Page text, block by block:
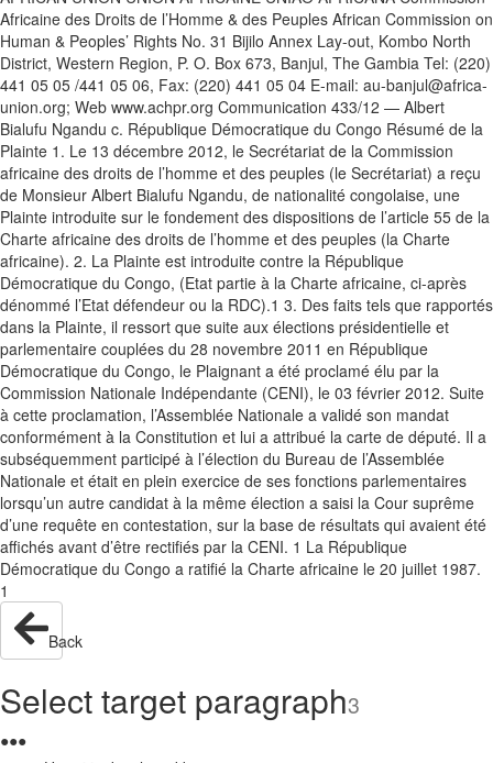
Africaine des Droits de l’Homme & des Peuples African Commission on
Human & Peoples’ Rights No. 31 Bijilo Annex Lay-out, Kombo North
District, Western Region, P. O. Box 673, Banjul, The Gambia Tel: (220)
441 05 05 /441 05 06, Fax: (220) 441 05 04 E-mail: au-banjul@africa-
union.org; Web www.achpr.org Communication 433/12 — Albert
Bialufu Ngandu c. République Démocratique du Congo Résumé de la
Plainte 1. Le 13 décembre 2012, le Secrétariat de la Commission
africaine des droits de l’homme et des peuples (le Secrétariat) a reçu
de Monsieur Albert Bialufu Ngandu, de nationalité congolaise, une
Plainte introduite sur le fondement des dispositions de l’article 55 de la
Charte africaine des droits de l’homme et des peuples (la Charte
africaine). 2. La Plainte est introduite contre la République
Démocratique du Congo, (Etat partie à la Charte africaine, ci-après
dénommé l’Etat défendeur ou la RDC).1 3. Des faits tels que rapportés
dans la Plainte, il ressort que suite aux élections présidentielle et
parlementaire couplées du 28 novembre 2011 en République
Démocratique du Congo, le Plaignant a été proclamé élu par la
Commission Nationale Indépendante (CENI), le 03 février 2012. Suite
à cette proclamation, l’Assemblée Nationale a validé son mandat
conformément à la Constitution et lui a attribué la carte de député. Il a
subséquemment participé à l’élection du Bureau de l’Assemblée
Nationale et était en plein exercice de ses fonctions parlementaires
lorsqu’un autre candidat à la même élection a saisi la Cour suprême
d’une requête en contestation, sur la base de résultats qui avaient été
affichés avant d’être rectifiés par la CENI. 1 La République
Démocratique du Congo a ratifié la Charte africaine le 20 juillet 1987.
1
Back
Select target paragraph3
●●●